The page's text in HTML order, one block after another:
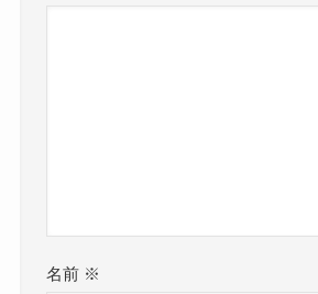
名前 ※